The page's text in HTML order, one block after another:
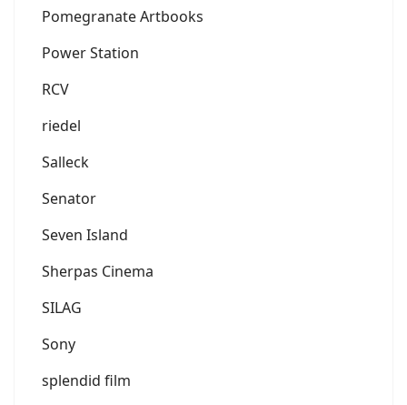
Pomegranate Artbooks
Power Station
RCV
riedel
Salleck
Senator
Seven Island
Sherpas Cinema
SILAG
Sony
splendid film